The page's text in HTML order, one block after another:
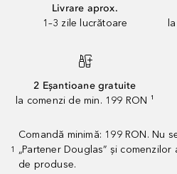
Livrare aprox.
1–3 zile lucrătoare
2 Eșantioane gratuite
la comenzi de min. 199 RON ¹
1
Comandă minimă: 199 RON. Nu
„Partener Douglas” și
de produse.